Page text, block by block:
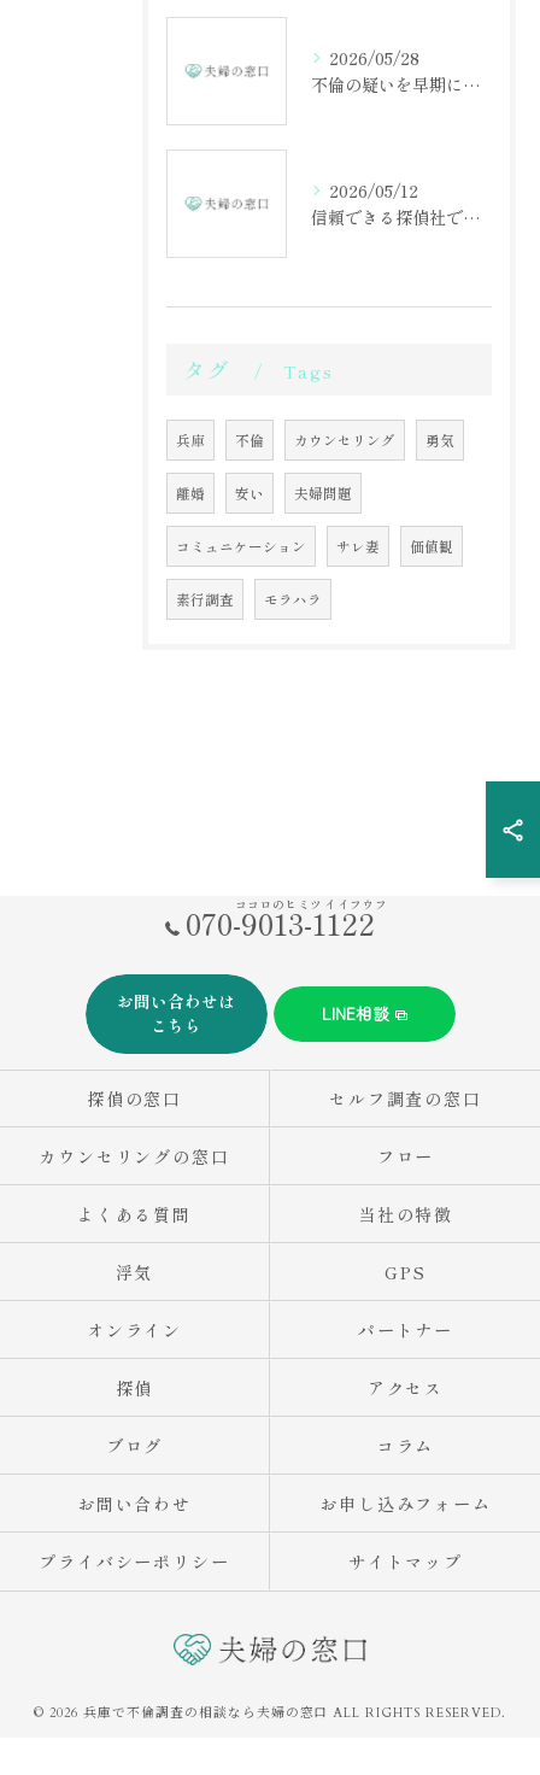
2026/05/28
不倫の疑いを早期に見抜くための相談の重要性
2026/05/12
信頼できる探偵社で不倫調査を始める第一歩
タグ Tags
兵庫 不倫 カウンセリング 勇気
離婚 安い 夫婦問題
コミュニケーション サレ妻 価値観
素行調査 モラハラ
070-9013-1122
ココロのヒミツ イイフウフ
お問い合わせは
こちら
LINE相談
探偵の窓口 セルフ調査の窓口
カウンセリングの窓口 フロー
よくある質問 当社の特徴
浮気 GPS
オンライン パートナー
探偵 アクセス
ブログ コラム
お問い合わせ お申し込みフォーム
プライバシーポリシー サイトマップ
© 2026 兵庫で不倫調査の相談なら夫婦の窓口 ALL RIGHTS RESERVED.